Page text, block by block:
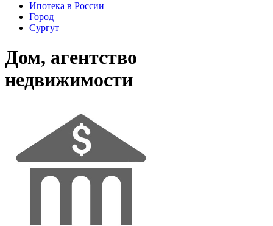
Ипотека в России
Город
Сургут
Дом, агентство
недвижимости